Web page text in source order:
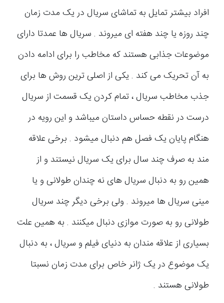
افراد بیشتر تمایل به تماشای سریال در یک مدت زمان
چند روزه یا چند هفته ای میروند . سریال ها عمدتا دارای
موضوعات جذابی هستند که مخاطب را برای ادامه دادن
به آن تحریک می کند . یکی از اصلی ترین روش ها برای
جذب مخاطب سریال ، تمام کردن یک قسمت از سریال
درست در نقطه حساس داستان میباشد و این رویه در
هنگام پایان یک فصل هم دنبال میشود . برخی علاقه
مند به صرف چند سال برای یک سریال نیستند و از
همین رو به دنبال سریال های نه چندان طولانی و یا
مینی سریال ها میروند . ولی برخی دیگر چند سریال
طولانی رو به صورت موازی دنبال میکنند . به همین علت
بسیاری از علاقه مندان به دنیای فیلم و سریال ، به دنبال
یک موضوع در یک ژانر خاص برای مدت زمان نسبتا
طولانی هستند .